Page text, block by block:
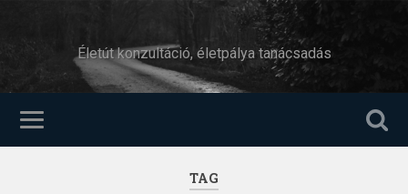
Életút konzultáció, életpálya tanácsadás
TAG